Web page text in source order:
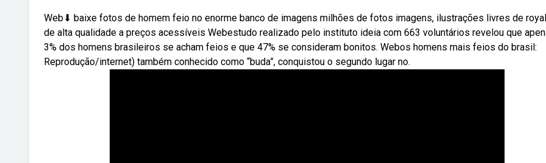
Web⬇ baixe fotos de homem feio no enorme banco de imagens milhões de fotos imagens, ilustrações livres de
de alta qualidade a preços acessíveis Webestudo realizado pelo instituto ideia com 663 voluntários revelou que
3% dos homens brasileiros se acham feios e que 47% se consideram bonitos. Webos homens mais feios do brasil:
Reprodução/internet) também conhecido como “buda”, conquistou o segundo lugar no.